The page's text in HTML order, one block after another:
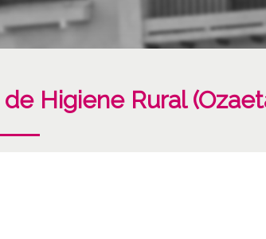
Higiene Rural